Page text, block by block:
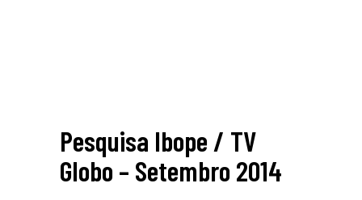
Pesquisa Ibope / TV
Globo – Setembro 2014